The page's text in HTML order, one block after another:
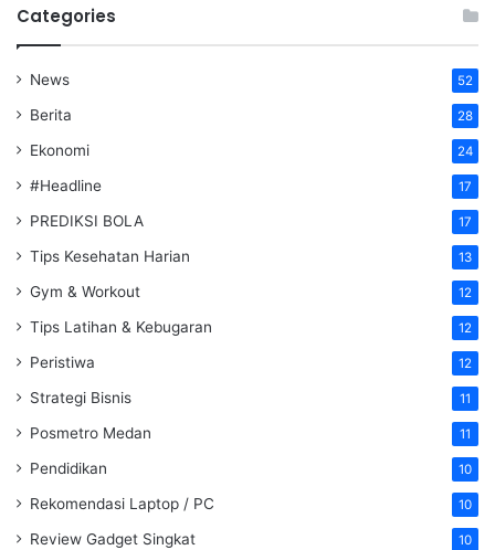
Categories
News 52
Berita 28
Ekonomi 24
#Headline 17
PREDIKSI BOLA 17
Tips Kesehatan Harian 13
Gym & Workout 12
Tips Latihan & Kebugaran 12
Peristiwa 12
Strategi Bisnis 11
Posmetro Medan 11
Pendidikan 10
Rekomendasi Laptop / PC 10
Review Gadget Singkat 10